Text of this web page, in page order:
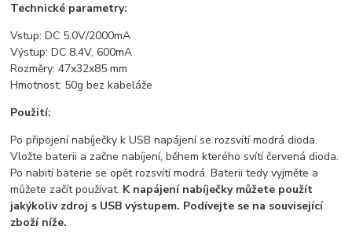
Technické parametry:
Vstup: DC 5.0V/2000mA
Výstup: DC 8.4V, 600mA
Rozměry: 47x32x85 mm
Hmotnost: 50g bez kabeláže
Použití:
Po připojení nabíječky k USB napájení se rozsvítí modrá dioda.
Vložte baterii a začne nabíjení, během kterého svítí červená dioda.
Po nabití baterie se opět rozsvítí modrá. Baterii tedy vyjměte a
můžete začít používat. K napájení nabíječky můžete použít
jakýkoliv zdroj s USB výstupem. Podívejte se na související
zboží níže.